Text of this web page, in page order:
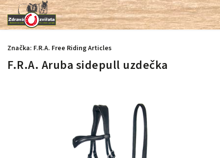
F.R.A. Aruba sidepull uzdečka
Značka: F.R.A. Free Riding Articles